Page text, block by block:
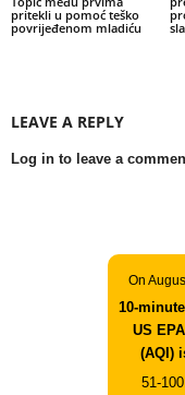
pritekli u pomoć teško
povrijeđenom mladiću
LEAVE A REPLY
Log in to leave a
On
10-
US
(AQI)
51-